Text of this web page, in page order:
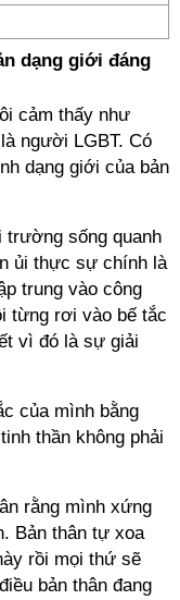
dạng giới đáng
cảm thấy như
người LGBT. Có
dạng giới của bản
sống quanh
ủi thực sự chính là
trung vào công
từng rơi vào bế tắc
vì đó là sự giải
của mình bằng
thần không phải
rằng mình xứng
Bản thân tự xoa
rồi mọi thứ sẽ
bản thân đang